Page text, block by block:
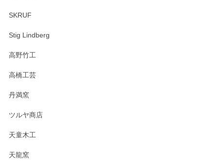
SKRUF
Stig Lindberg
高野竹工
高橋工芸
丹満窯
ツルヤ商店
天童木工
天龍窯